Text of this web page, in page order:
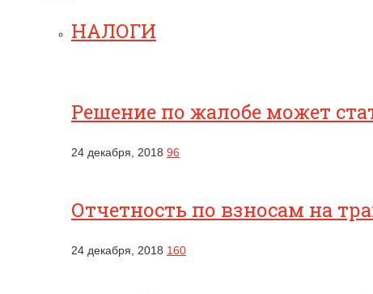
НАЛОГИ
Решение по жалобе может
24 декабря, 2018 96
Отчетность по взносам на
24 декабря, 2018 160